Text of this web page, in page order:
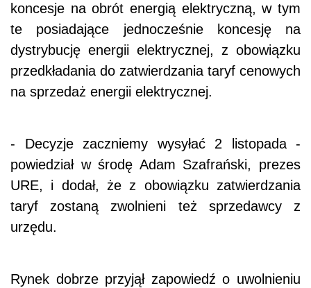
koncesje na obrót energią elektryczną, w tym
te posiadające jednocześnie koncesję na
dystrybucję energii elektrycznej, z obowiązku
przedkładania do zatwierdzania taryf cenowych
na sprzedaż energii elektrycznej.
- Decyzje zaczniemy wysyłać 2 listopada -
powiedział w środę Adam Szafrański, prezes
URE, i dodał, że z obowiązku zatwierdzania
taryf zostaną zwolnieni też sprzedawcy z
urzędu.
Rynek dobrze przyjął zapowiedź o uwolnieniu